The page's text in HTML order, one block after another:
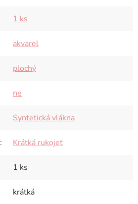
1 ks
akvarel
plochý
ne
Syntetická vlákna
: Krátká rukojeť
1 ks
krátká